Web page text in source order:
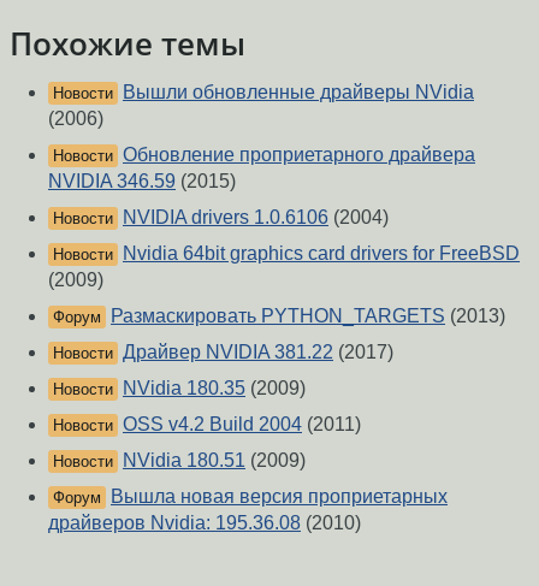
Похожие темы
Новости
Вышли обновленные драйверы NVidia
(2006)
Новости Обновление проприетарного драйвера
NVIDIA 346.59 (2015)
Новости NVIDIA drivers 1.0.6106 (2004)
Новости
Nvidia 64bit graphics card drivers for FreeBSD
(2009)
Форум Размаскировать PYTHON_TARGETS (2013)
Новости Драйвер NVIDIA 381.22 (2017)
Новости NVidia 180.35 (2009)
Новости OSS v4.2 Build 2004 (2011)
Новости NVidia 180.51 (2009)
Форум
Вышла новая версия проприетарных
драйверов Nvidia: 195.36.08 (2010)